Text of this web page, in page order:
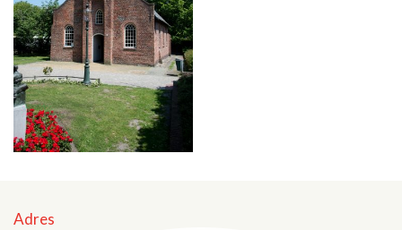
Adres